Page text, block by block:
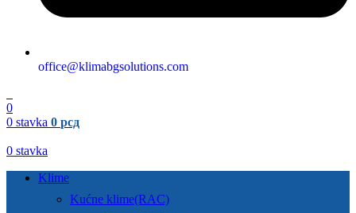
office@klimabgsolutions.com
0
0 stavka 0 рсд
0 stavka
Klime
Kućne klime(RAC)